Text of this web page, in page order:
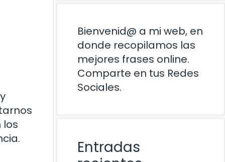
los
Bienvenid@ a mi web, en
donde recopilamos las
mejores frases online.
Comparte en tus Redes
Sociales.
Entradas